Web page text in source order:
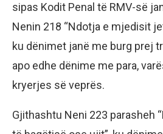
sipas Kodit Penal të RMV-së
Nenin 218 “Ndotja e mjedisit
ku dënimet janë me burg prej
apo edhe dënime me para,
kryerjes së veprës.
Gjithashtu Neni 223 parasheh